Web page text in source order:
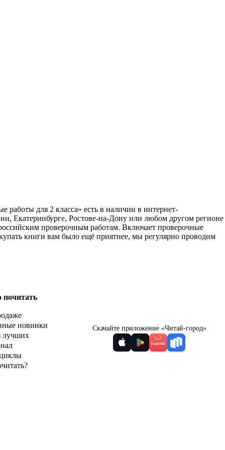
для 2 класса» есть в наличии в интернет-
Екатеринбурге, Ростове-на-Дону или любом другом регионе
проверочным работам. Включает проверочные
книги вам было ещё приятнее, мы регулярно проводим
почитать
новинки
лучших
Скачайте приложение «Читай-город»